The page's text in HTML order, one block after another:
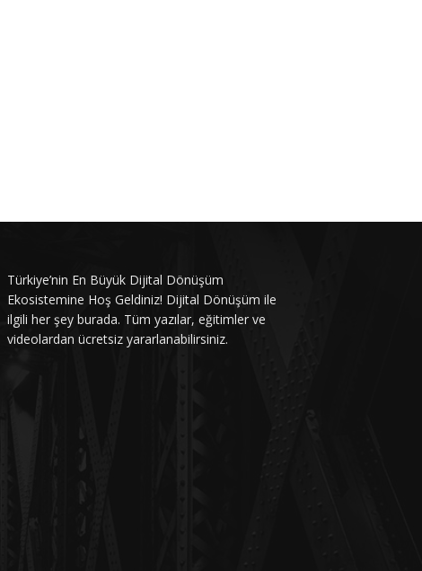
Türkiye’nin En Büyük Dijital Dönüşüm
Ekosistemine Hoş Geldiniz! Dijital Dönüşüm ile
ilgili her şey burada. Tüm yazılar, eğitimler ve
videolardan ücretsiz yararlanabilirsiniz.